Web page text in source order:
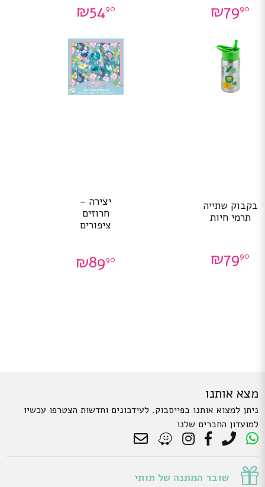
₪7990
₪5490
בקבוק שתייה
תרמי חיות
₪7990
יצירה –
חרוזים
ציפורים
₪8990
מצא אותנו
ניתן למצוא אותנו בפייסבוק. לעידכונים וחדשות הצטרפו עכשיו
למועדון החברים שלנו
שובר המתנה של תותי